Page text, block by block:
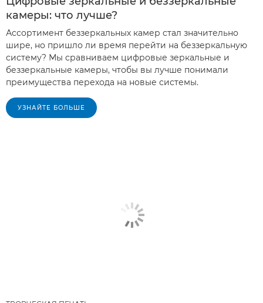
камеры: что лучше?
Ассортимент беззеркальных камер стал значительно
шире, но пришло ли время перейти на беззеркальную
систему? Мы сравниваем цифровые зеркальные и
беззеркальные камеры, чтобы вы лучше понимали
преимущества перехода на новые системы.
УЗНАЙТЕ БОЛЬШЕ